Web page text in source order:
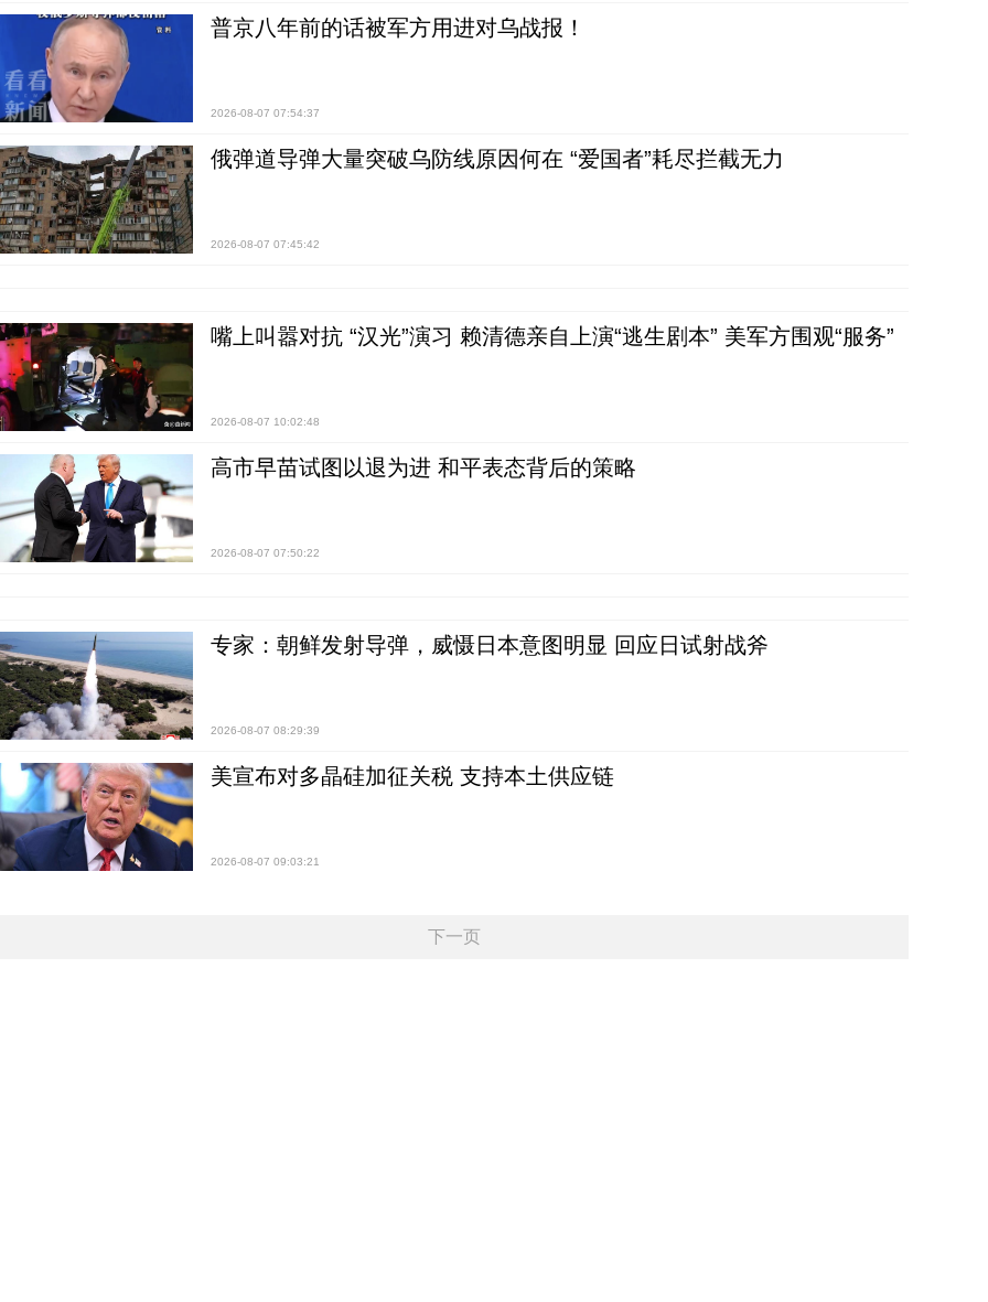
普京八年前的话被军方用进对乌战报！
2026-08-07 07:54:37
俄弹道导弹大量突破乌防线原因何在 “爱国者”耗尽拦截无力
2026-08-07 07:45:42
嘴上叫嚣对抗 “汉光”演习 赖清德亲自上演“逃生剧本” 美军方围观“服务”
2026-08-07 10:02:48
高市早苗试图以退为进 和平表态背后的策略
2026-08-07 07:50:22
专家：朝鲜发射导弹，威慑日本意图明显 回应日试射战斧
2026-08-07 08:29:39
美宣布对多晶硅加征关税 支持本土供应链
2026-08-07 09:03:21
下一页